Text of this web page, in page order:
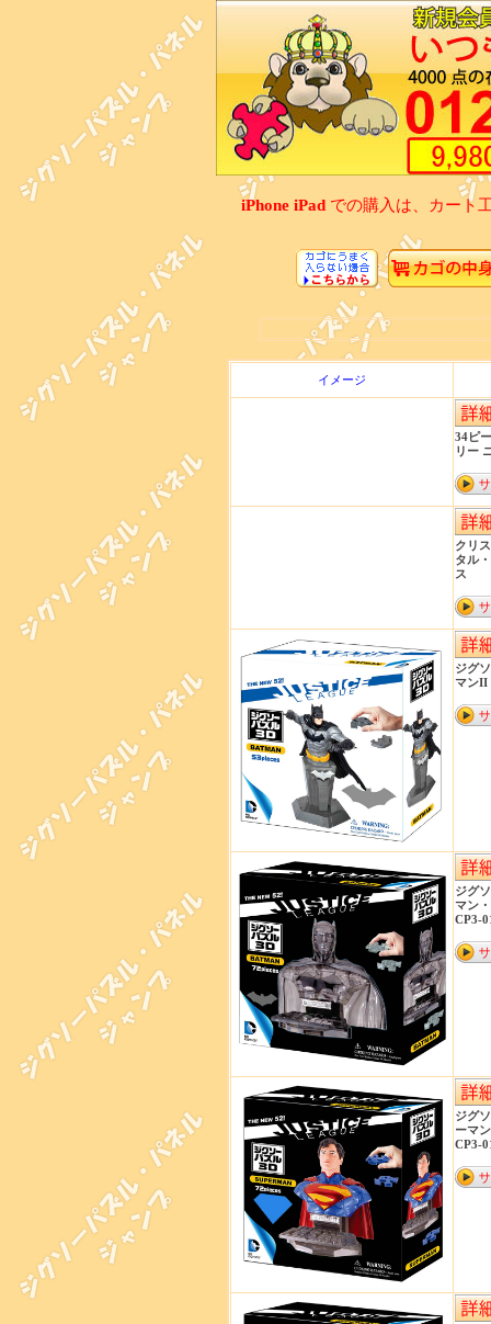
iPhone iPad での購入は、カート
イメージ
34ピ
リー
クリ
タル
ス
ジグ
マンII
ジグ
マン
CP3-
ジグ
ーマ
CP3-